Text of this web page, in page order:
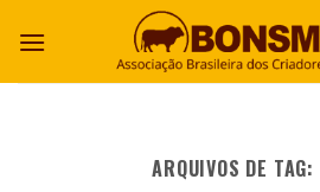
ARQUIVOS DE TAG: